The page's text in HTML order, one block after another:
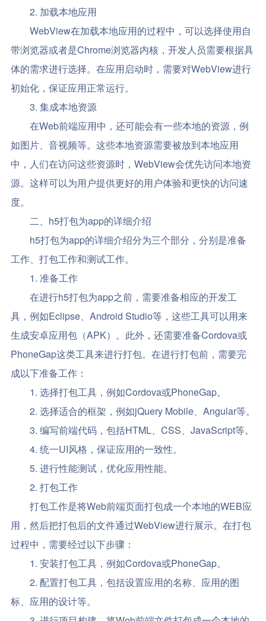
2. 加载本地应用
WebView在加载本地应用的过程中，可以选择使用自
带浏览器或者是Chrome浏览器内核，开发人员需要根据具
体的需求进行选择。在应用启动时，需要对WebView进行
初始化，保证应用正常运行。
3. 集成本地资源
在Web前端应用中，还可能会有一些本地的资源，例
如图片、音视频等。这些本地资源需要被放到本地应用
中，人们在访问这些资源时，WebView会优先访问本地资
源。这样可以为用户提供更好的用户体验和更快的访问速
度。
二、h5打包为app的详细介绍
h5打包为app的详细介绍分为三个部分，分别是准备
工作、打包工作和测试工作。
1. 准备工作
在进行h5打包为app之前，需要准备相应的开发工
具，例如Eclipse、Android Studio等，这些工具可以用来
生成安卓应用包（APK）。此外，还需要准备Cordova或
PhoneGap这类工具来进行打包。在进行打包前，需要完
成以下准备工作：
1. 选择打包工具，例如Cordova或PhoneGap。
2. 选择适合的框架，例如jQuery Mobile、Angular等。
3. 编写前端代码，包括HTML、CSS、JavaScript等。
4. 统一UI风格，保证应用的一致性。
5. 进行性能测试，优化应用性能。
2. 打包工作
打包工作是将Web前端页面打包成一个本地的WEB应
用，然后把打包后的文件通过WebView进行展示。在打包
过程中，需要经过以下步骤：
1. 安装打包工具，例如Cordova或PhoneGap。
2. 配置打包工具，包括设置应用的名称、应用的图
标、应用的设计等。